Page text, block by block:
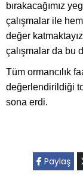
bırakacağımız
çalışmalar ile
değer
çalışmalar da bu
Tüm ormancılık
değerlendirildiği
sona erdi.
Paylaş